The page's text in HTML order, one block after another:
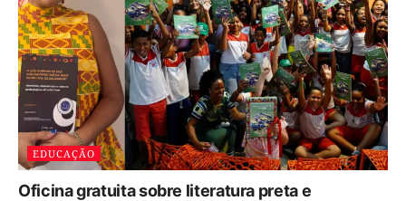
EDUCAÇÃO
Oficina gratuita sobre literatura preta e